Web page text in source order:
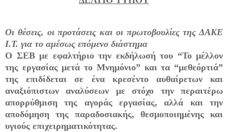
Οι θέσεις, οι προτάσεις και οι πρωτοβουλίες της ΔΑΚΕ
Ι.Τ. για το αμέσως επόμενο διάστημα
Ο ΣΕΒ με εφαλτήριο την εκδήλωσή του “Το μέλλον
της εργασίας μετά το Μνημόνιο” και τα “μεθεόρτιά”
της επιδίδεται σε ένα κρεσέντο αυθαίρετων και
αναξιόπιστων αναλύσεων με στόχο την περαιτέρω
απορρύθμιση της αγοράς εργασίας, αλλά και την
αποδόμηση της παραδοσιακής, θεσμοποιημένης και
υγιούς επιχειρηματικότητας.